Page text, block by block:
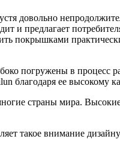
довольно
и предлагает
покрышками
погружены в процесс
ее высокому
страны мира.
такое внимание